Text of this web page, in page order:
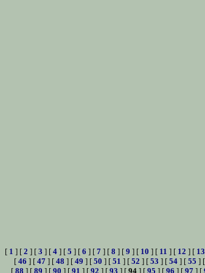
[ 1 ] [ 2 ] [ 3 ] [ 4 ] [ 5 ] [ 6 ] [ 7 ] [ 8 ] [ 9 ] [ 10 ] [ 11 ] [ 12 ] [ 13
[ 46 ] [ 47] [ 48 ] [ 49 ] [ 50 ] [ 51 ] [ 52 ] [ 53 ] [ 54] [ 55 ] [
[ 88 ] [ 89 ] [ 90 ] [ 91 ] [ 92 ] [ 93 ] [ 94 ] [ 95 ] [ 96 ] [ 97 ] [